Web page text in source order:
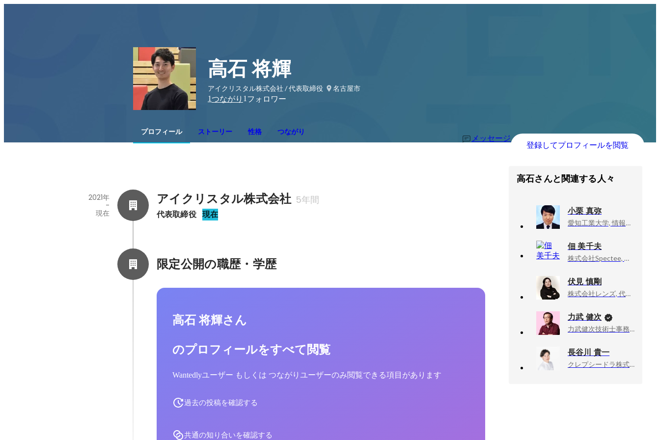
高石 将輝
アイクリスタル株式会社 / 代表取締役
名古屋市
1つながり 1 フォロワー
プロフィール ストーリー 性格 つながり
メッセージ
登録してプロフィールを閲覧
アイクリスタル株式会社 5年間
代表取締役 現在
2021年
-
現在
限定公開の職歴・学歴
高石 将輝さん
のプロフィールをすべて閲覧
Wantedlyユーザー もしくは つながりユーザーのみ閲覧できる項目があります
過去の投稿を確認する
共通の知り合いを確認する
高石さんと関連する人々
小栗 真弥
愛知工業大学, 情報科学部 情報科学科 講師
佃 美千夫
株式会社Spectee, ソーシャルエンゲージメントチーム/マネージャー
伏見 慎剛
株式会社レンズ, 代表取締役 CEO
力武 健次
力武健次技術士事務所, 所長
長谷川 貴一
クレプシードラ株式会社, 取締役